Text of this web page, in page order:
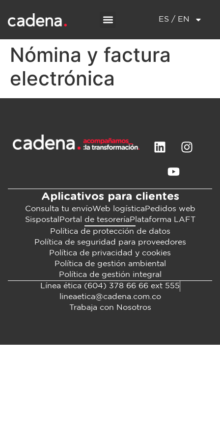
ES / EN
Nómina y factura
electrónica
Aplicativos para clientes
Consulta tu envíoWeb logística Pedidos web
Sispostal Portal de tesorería Plataforma LAFT
Política de protección de datos
Política de seguridad para proveedores
Política de privacidad y cookies
Política de gestión ambiental
Política de gestión integral
Línea ética (604) 378 66 66 ext 555
lineaetica@cadena.com.co
Trabaja con Nosotros